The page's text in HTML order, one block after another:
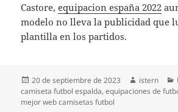
Castore,equipacion españa 2022
modelo no lleva la publicidad que
plantilla en los partidos.
Publicado
el
20 de septiembre de 2023 Autor
istern
camiseta futbol espalda,equipaciones de
mejor web camisetas futbol